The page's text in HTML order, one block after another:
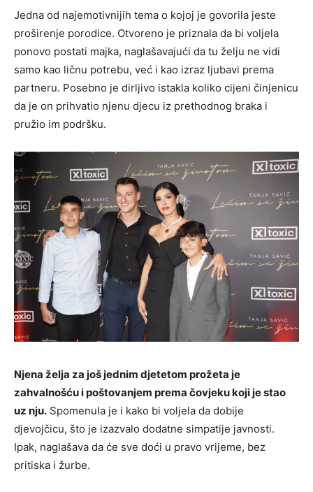
Jedna od najemotivnijih tema o kojoj je govorila jeste
proširenje porodice. Otvoreno je priznala da bi voljela
ponovo postati majka, naglašavajući da tu želju ne vidi
samo kao ličnu potrebu, već i kao izraz ljubavi prema
partneru. Posebno je dirljivo istakla koliko cijeni činjenicu
da je on prihvatio njenu djecu iz prethodnog braka i
pružio im podršku.
Njena želja za još jednim djetetom prožeta je
zahvalnošću i poštovanjem prema čovjeku koji je stao
uz nju. Spomenula je i kako bi voljela da dobije
djevojčicu, što je izazvalo dodatne simpatije javnosti.
Ipak, naglašava da će sve doći u pravo vrijeme, bez
pritiska i žurbe.